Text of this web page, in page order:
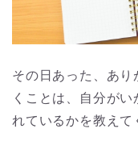
その日あった、あ
くことは、自分が
れているかを教えて